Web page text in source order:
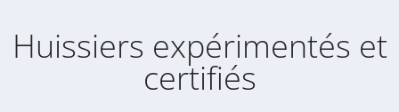
Huissiers expérimentés et
certifiés